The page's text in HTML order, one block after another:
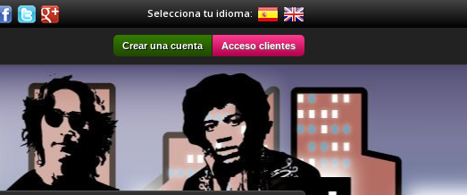
Selecciona tu idioma:
Crear una cuenta Acceso clientes